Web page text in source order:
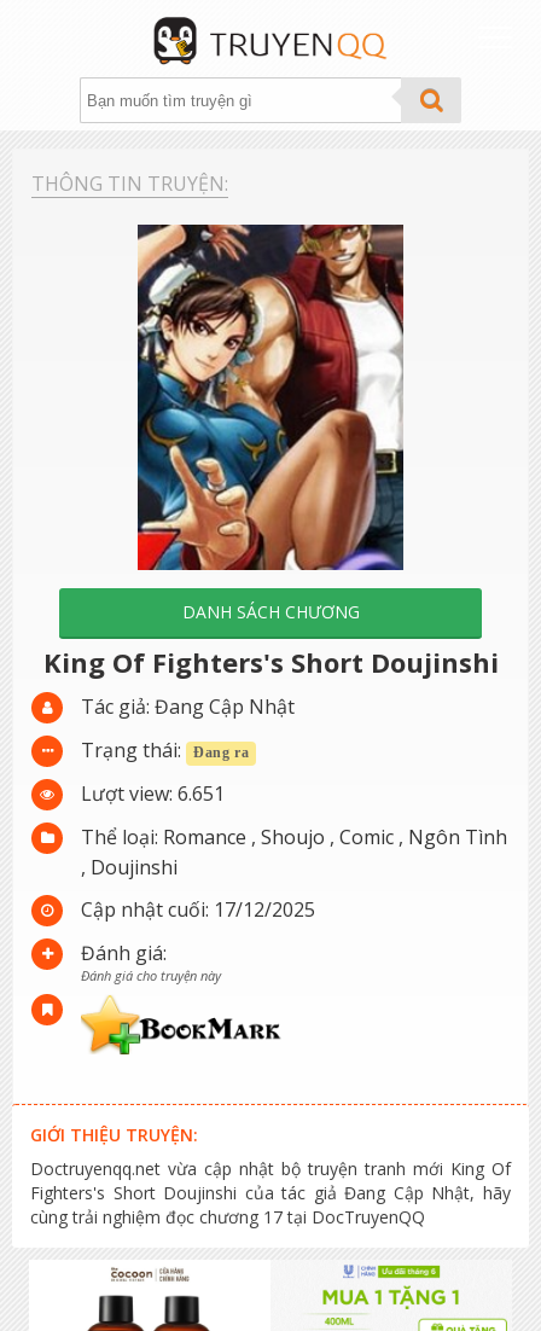
XẾP HẠNG
TÌM TRUYỆN
THEO DÕI
FANPAGE
THÔNG TIN TRUYỆN:
DANH SÁCH CHƯƠNG
King Of Fighters's Short Doujinshi
Tác giả: Đang Cập Nhật
Trạng thái:
Đang ra
Lượt view: 6.651
Thể loại: Romance , Shoujo , Comic , Ngôn Tình
, Doujinshi
Cập nhật cuối: 17/12/2025
Đánh giá:
Đánh giá cho truyện này
GIỚI THIỆU TRUYỆN:
Doctruyenqq.net vừa cập nhật bộ truyện tranh mới King Of
Fighters's Short Doujinshi của tác giả Đang Cập Nhật, hãy
cùng trải nghiệm đọc chương 17 tại DocTruyenQQ